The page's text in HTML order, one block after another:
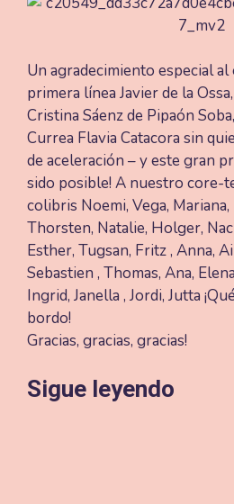
Un agradecimiento especial
primera línea Javier de la
Cristina Sáenz de Pipaón
Currea Flavia Catacora sin
de aceleración – y este gran
sido posible! A nuestro core-
colibris Noemi, Vega, Mariana,
Thorsten, Natalie, Holger,
Esther, Tugsan, Fritz , Anna,
Sebastien , Thomas, Ana,
Ingrid, Janella , Jordi, Jutta
bordo!
Gracias, gracias, gracias!
Sigue leyendo